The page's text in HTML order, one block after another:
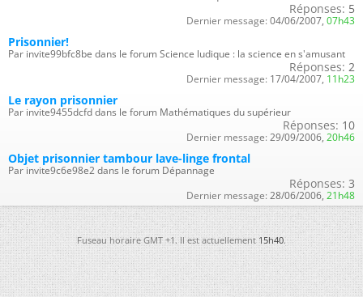
Réponses: 5
Dernier message: 04/06/2007, 07h43
Prisonnier!
Par invite99bfc8be dans le forum Science ludique : la science en s'amusant
Réponses: 2
Dernier message: 17/04/2007, 11h23
Le rayon prisonnier
Par invite9455dcfd dans le forum Mathématiques du supérieur
Réponses: 10
Dernier message: 29/09/2006, 20h46
Objet prisonnier tambour lave-linge frontal
Par invite9c6e98e2 dans le forum Dépannage
Réponses: 3
Dernier message: 28/06/2006, 21h48
Fuseau horaire GMT +1. Il est actuellement15h40.